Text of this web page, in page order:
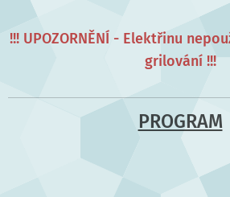
!!! UPOZORNĚNÍ - Elektřinu
grilování !!!
PROGRAM